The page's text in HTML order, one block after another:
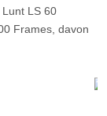
LS 60
Frames, davon